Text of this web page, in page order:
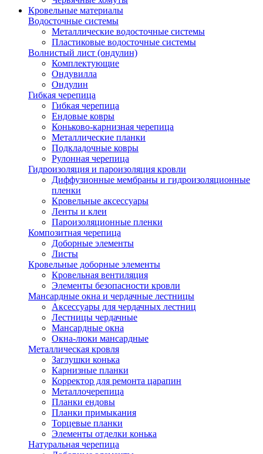
Кровельные материалы
Водосточные системы
Металлические водосточные системы
Пластиковые водосточные системы
Волнистый лист (ондулин)
Комплектующие
Ондувилла
Ондулин
Гибкая черепица
Гибкая черепица
Ендовые ковры
Коньково-карнизная черепица
Металлические планки
Подкладочные ковры
Рулонная черепица
Гидроизоляция и пароизоляция кровли
Диффузионные мембраны и гидроизоляционные
пленки
Кровельные аксессуары
Ленты и клеи
Пароизоляционные пленки
Композитная черепица
Доборные элементы
Листы
Кровельные доборные элементы
Кровельная вентиляция
Элементы безопасности кровли
Мансардные окна и чердачные лестницы
Аксессуары для чердачных лестниц
Лестницы чердачные
Мансардные окна
Окна-люки мансардные
Металлическая кровля
Заглушки конька
Карнизные планки
Корректор для ремонта царапин
Металлочерепица
Планки ендовы
Планки примыкания
Торцевые планки
Элементы отделки конька
Натуральная черепица